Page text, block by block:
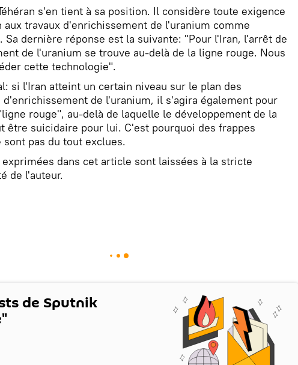
s'en tient à sa position. Il considère toute exigence
travaux d'enrichissement de l'uranium comme
Sa dernière réponse est la suivante: "Pour l'Iran, l'arrêt de
de l'uranium se trouve au-delà de la ligne rouge. Nous
cette technologie".
si l'Iran atteint un certain niveau sur le plan des
de l'uranium, il s'agira également pour
rouge", au-delà de laquelle le développement de la
être suicidaire pour lui. C'est pourquoi des frappes
sont pas du tout exclues.
dans cet article sont laissées à la stricte
de l'auteur.
de Sputnik